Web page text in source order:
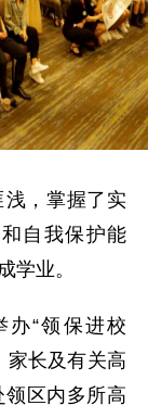
，掌握了实
自我保护能
学业。
“领保进校
家长及有关高
区内多所高